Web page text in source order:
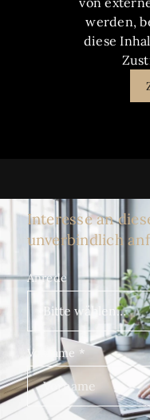
werden,
diese
Interesse an
unverbindlich
Anrede
Vorname *